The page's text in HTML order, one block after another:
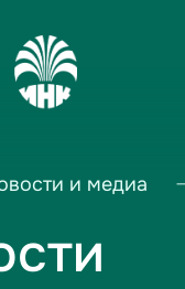
и медиа